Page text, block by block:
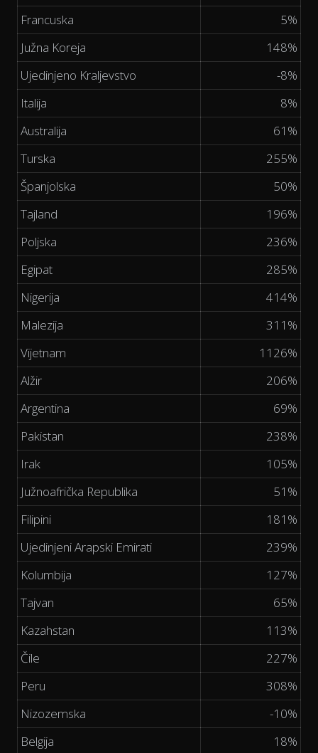
Francuska
5%
Južna Koreja
148%
Ujedinjeno Kraljevstvo
-8%
Italija
8%
Australija
61%
Turska
255%
Španjolska
50%
Tajland
196%
Poljska
236%
Egipat
285%
Nigerija
414%
Malezija
311%
Vijetnam
1126%
Alžir
206%
Argentina
69%
Pakistan
238%
Irak
105%
Južnoafrička Republika
51%
Filipini
181%
Ujedinjeni Arapski Emirati
239%
Kolumbija
127%
Tajvan
65%
Kazahstan
113%
Čile
227%
Peru
308%
Nizozemska
-10%
Belgija
18%